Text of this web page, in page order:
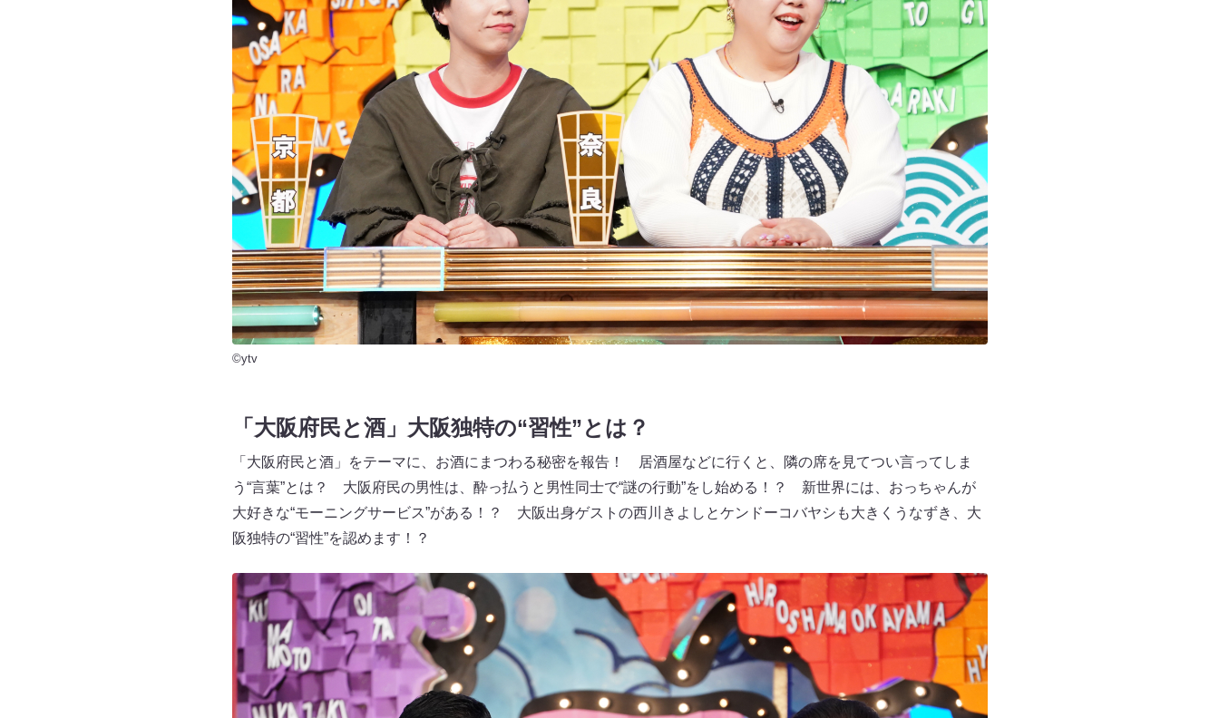
©ytv
「大阪府民と酒」大阪独特の“習性”とは？
「大阪府民と酒」をテーマに、お酒にまつわる秘密を報告！ 居酒屋などに行くと、隣の席を見てつい言ってしま
う“言葉”とは？ 大阪府民の男性は、酔っ払うと男性同士で“謎の行動”をし始める！？ 新世界には、おっちゃんが
大好きな“モーニングサービス”がある！？ 大阪出身ゲストの西川きよしとケンドーコバヤシも大きくうなずき、大
阪独特の“習性”を認めます！？